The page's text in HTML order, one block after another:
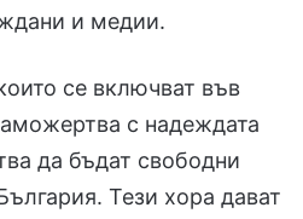
и медии.
се включват във
с надеждата
да бъдат свободни
Тези хора дават